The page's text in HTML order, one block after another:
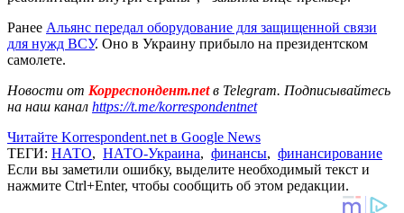
Ранее Альянс передал оборудование для защищенной связи
для нужд ВСУ. Оно в Украину прибыло на президентском
самолете.
Новости от Корреспондент.netв Telegram. Подписывайтесь
на наш канал https://t.me/korrespondentnet
Читайте Korrespondent.net в Google News
ТЕГИ: НАТО, НАТО-Украина, финансы, финансирование
Если вы заметили ошибку, выделите необходимый текст и
нажмите Ctrl+Enter, чтобы сообщить об этом редакции.